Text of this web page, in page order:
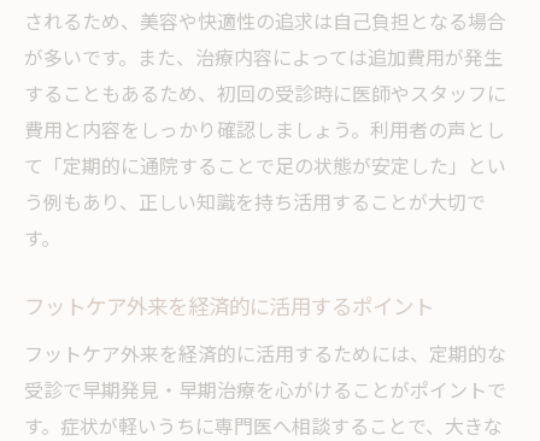
されるため、美容や快適性の追求は自己負担となる場合
が多いです。また、治療内容によっては追加費用が発生
することもあるため、初回の受診時に医師やスタッフに
費用と内容をしっかり確認しましょう。利用者の声とし
て「定期的に通院することで足の状態が安定した」とい
う例もあり、正しい知識を持ち活用することが大切で
す。
フットケア外来を経済的に活用するポイント
フットケア外来を経済的に活用するためには、定期的な
受診で早期発見・早期治療を心がけることがポイントで
す。症状が軽いうちに専門医へ相談することで、大きな